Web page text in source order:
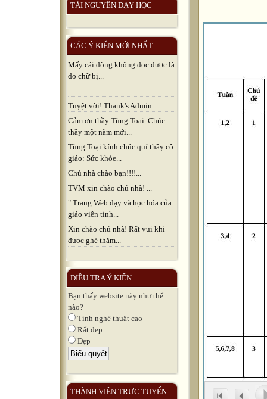
TÀI NGUYÊN DẠY HỌC
CÁC Ý KIẾN MỚI NHẤT
Mấy cái dòng không đọc được là
do chữ bị...
...
Tuyệt vời! Thank's Admin ...
Cảm ơn thầy Tùng Toại. Chúc
thầy một năm mới...
Tùng Toại kính chúc quí thầy cô
giáo: Sức khỏe...
Chủ nhà chào bạn!!!!...
TVM xin chào chủ nhà! ...
" Trang Web dạy và học hóa của
giáo viên tỉnh...
Xin chào chủ nhà! Rất vui khi
được ghé thăm...
ĐIỀU TRA Ý KIẾN
Bạn thấy website này như thế
nào?
Tính nghệ thuật cao
Rất đẹp
Đẹp
THÀNH VIÊN TRỰC TUYẾN